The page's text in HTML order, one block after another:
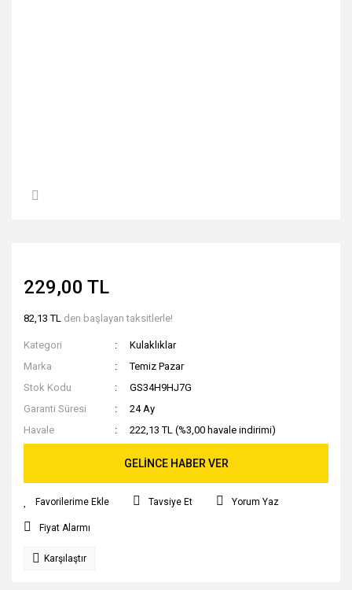
229,00 TL
82,13 TL den başlayan taksitlerle!
Kategori
Kulaklıklar
Marka
Temiz Pazar
Stok Kodu
GS34H9HJ7G
Garanti Süresi
24 Ay
Havale
222,13 TL (%3,00 havale indirimi)
GELİNCE HABER VER
Tavsiye Et Yorum Yaz
Fiyat Alarmı
Karşılaştır